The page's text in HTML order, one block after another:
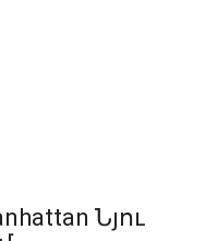
Նյու